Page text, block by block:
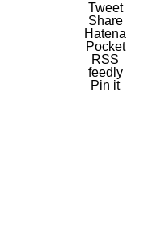
Tweet
Share
Hatena
Pocket
RSS
feedly
Pin it